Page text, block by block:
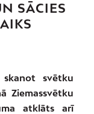
SĀCIES
skanot svētku
Ziemassvētku
atklāts arī